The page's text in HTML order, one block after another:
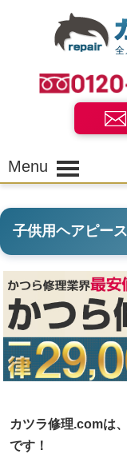
全
Menu
子供用ヘアピー
カツラ修理.comは
です！